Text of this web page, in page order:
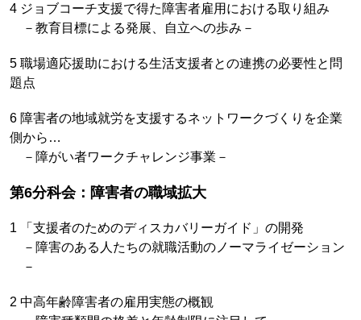
4 ジョブコーチ支援で得た障害者雇用における取り組み
－教育目標による発展、自立への歩み－
5 職場適応援助における生活支援者との連携の必要性と問
題点
6 障害者の地域就労を支援するネットワークづくりを企業
側から…
－障がい者ワークチャレンジ事業－
第6分科会：障害者の職域拡大
1 「支援者のためのディスカバリーガイド」の開発
－障害のある人たちの就職活動のノーマライゼーション
－
2 中高年齢障害者の雇用実態の概観